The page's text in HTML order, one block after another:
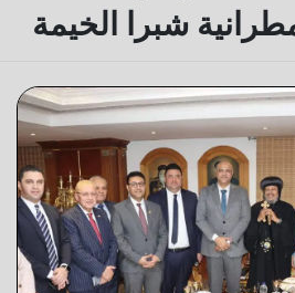
شبرا الخيمة